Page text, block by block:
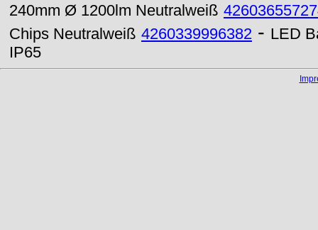
240mm Ø 1200lm Neutralweiß
Chips Neutralweiß 4260339996382 - LED
IP65